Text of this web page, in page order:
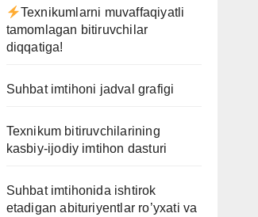
Texnikumlarni muvaffaqiyatli
tamomlagan bitiruvchilar
diqqatiga!
Suhbat imtihoni jadval grafigi
Texnikum bitiruvchilarining
kasbiy-ijodiy imtihon dasturi
Suhbat imtihonida ishtirok
etadigan abituriyentlar ro’yxati va